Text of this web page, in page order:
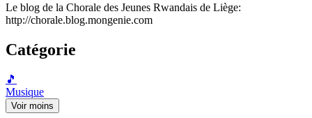
Le blog de la Chorale des Jeunes Rwandais de Liège:
http://chorale.blog.mongenie.com
Catégorie
🎵
Musique
Voir moins